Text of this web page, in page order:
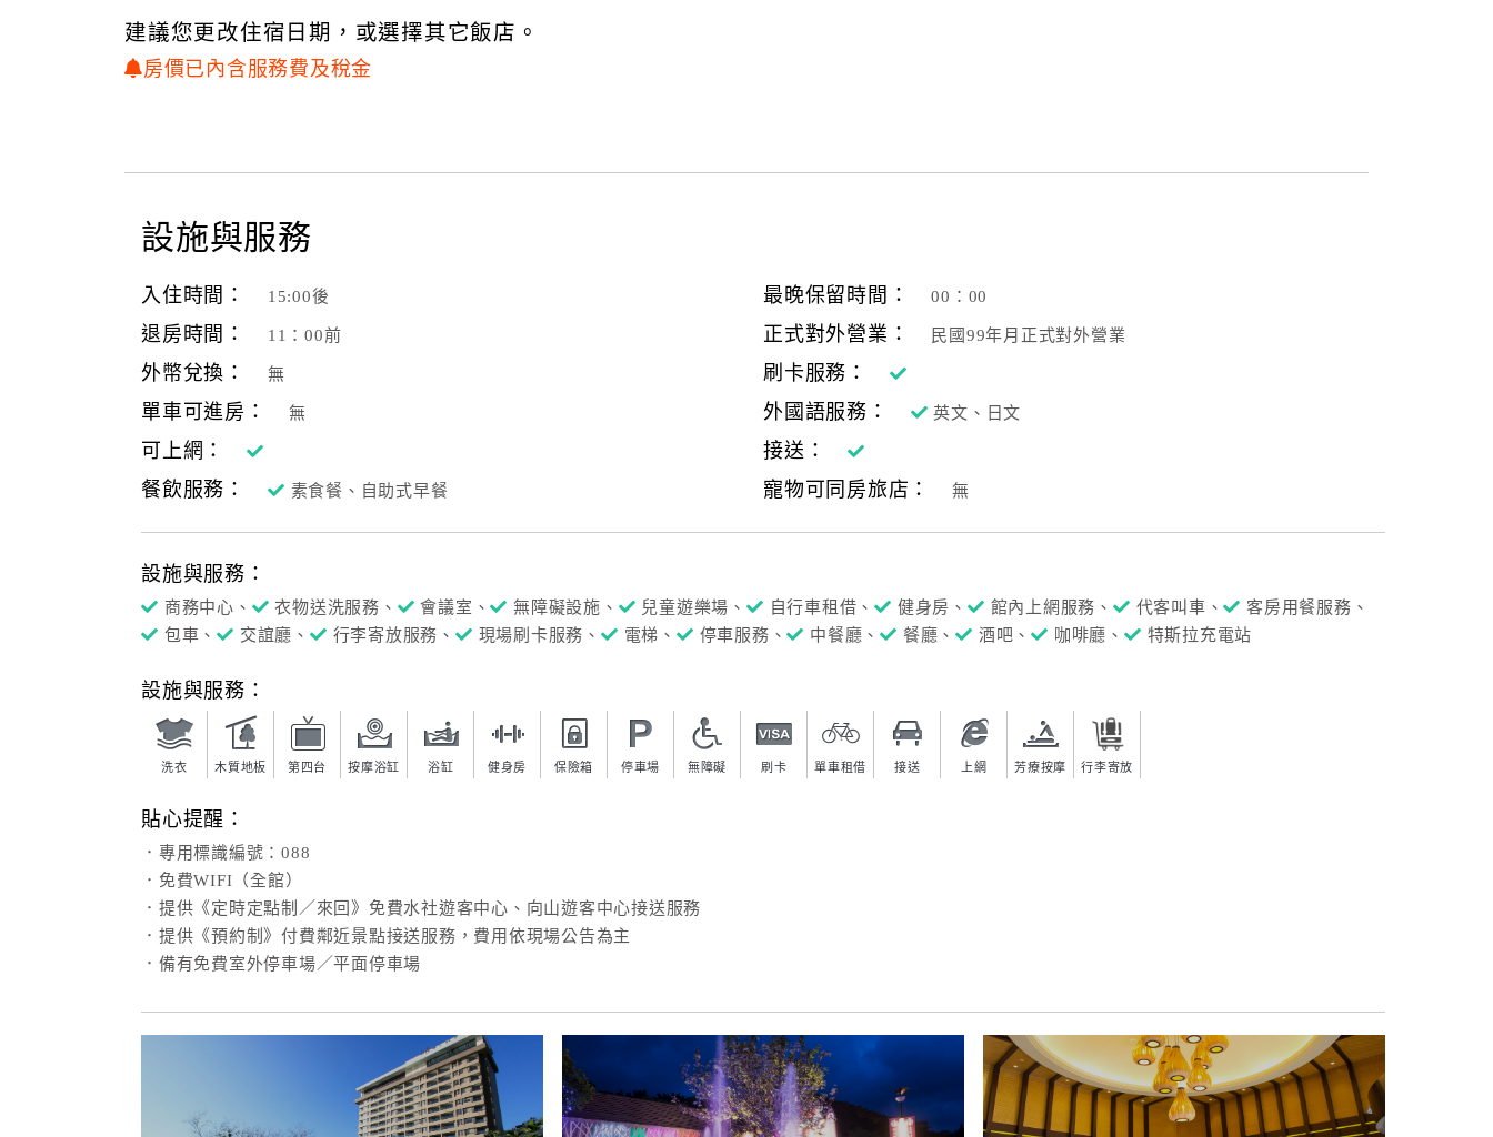
建議您更改住宿日期，或選擇其它飯店。
房價已內含服務費及稅金
設施與服務
入住時間： 15:00後 最晚保留時間： 00：00
退房時間： 11：00前 正式對外營業： 民國99年月正式對外營業
外幣兌換： 無
刷卡服務：
單車可進房：
無 外國語服務： 英文、日文
可上網：
接送：
餐飲服務：
素食餐、自助式早餐 寵物可同房旅店： 無
設施與服務：
商務中心、 衣物送洗服務、 會議室、 無障礙設施、 兒童遊樂場、 自行車租借、 健身房、 館內上網服務、 代客叫車、
客房用餐服務、
包車、
交誼廳、 行李寄放服務、 現場刷卡服務、 電梯、 停車服務、 中餐廳、 餐廳、 酒吧、 咖啡廳、 特斯拉充電站
設施與服務：
洗衣 木質地板 第四台 按摩浴缸 浴缸 健身房 保險箱 停車場 無障礙 刷卡 單車租借 接送 上網 芳療按摩 行李寄放
貼心提醒：
．專用標識編號：088
．免費WIFI（全館）
．提供《定時定點制／來回》免費水社遊客中心、向山遊客中心接送服務
．提供《預約制》付費鄰近景點接送服務，費用依現場公告為主
．備有免費室外停車場／平面停車場